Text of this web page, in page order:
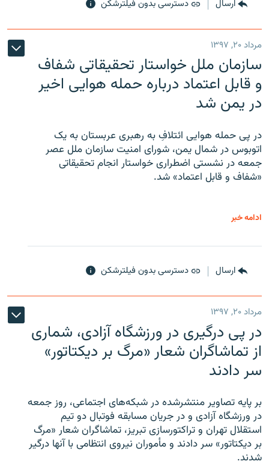
ارسال دسترسی بدون فیلترشکن
مرداد ۲۰, ۱۳۹۷
سازمان ملل خواستار تحقیقاتی شفاف
و قابل اعتماد درباره حمله هوایی اخیر
در یمن شد
در پی حمله هوایی ائتلافِ به رهبری عربستان به یک
اتوبوس در شمال یمن، شورای امنیت سازمان ملل عصر
جمعه در نشستی اضطراری خواستار انجام تحقیقاتی
«شفاف و قابل اعتماد» شد.
ادامه خبر
ارسال دسترسی بدون فیلترشکن
مرداد ۲۰, ۱۳۹۷
در پی درگیری در ورزشگاه آزادی، شماری
از تماشاگران شعار «مرگ بر دیکتاتور»
سر دادند
بر پایه تصاویر منتشرشده در شبکه‌های اجتماعی، روز جمعه
در ورزشگاه آزادی و در جریان مسابقه فوتبال دو تیم
استقلال تهران و تراکتورسازی تبریز، تماشاگران شعار «مرگ
بر دیکتاتور» سر دادند و مأموران نیروی انتظامی با آنها درگیر
شدند.